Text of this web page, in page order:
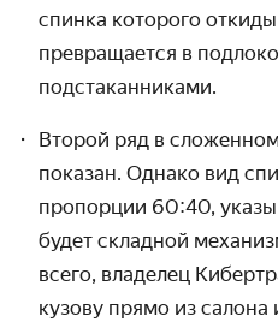
спинка которого
превращается в
подстаканниками.
Второй ряд в
показан. Однако вид
пропорции 60:40,
будет складной
всего, владелец
кузову прямо из